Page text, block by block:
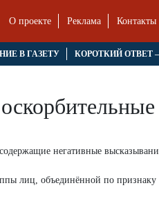
О проекте Реклама Контакты
В ГАЗЕТУ КОРОТКИЙ ОТВЕТ
негативные
лиц, объединённой по признаку